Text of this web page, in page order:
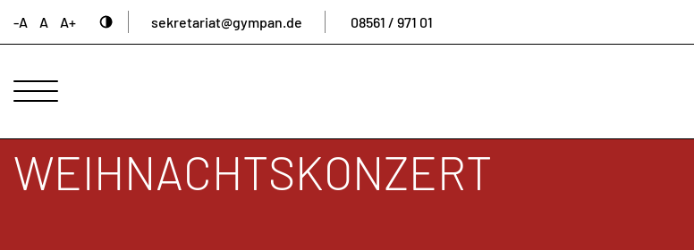
-A A A+ sekretariat@gympan.de 08561 / 971 01
INTERNAT
UNTERNEHMERGYMNASIUM
WEIHNACHTSKONZERT